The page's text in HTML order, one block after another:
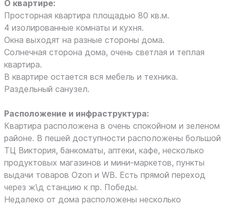
О квартире:
Просторная квартира площадью 80 кв.м.
4 изолированные комнаты и кухня.
Окна выходят на разные стороны дома.
Солнечная сторона дома, очень светлая и теплая
квартира.
В квартире остается вся мебель и техника.
Раздельный санузел.
Расположение и инфраструктура:
Квартира расположена в очень спокойном и зеленом
районе. В пешей доступности расположены большой
ТЦ Виктория, банкоматы, аптеки, кафе, несколько
продуктовых магазинов и мини-маркетов, пункты
выдачи товаров Ozon и WB. Есть прямой переход
через ж\д станцию к пр. Победы.
Недалеко от дома расположены несколько